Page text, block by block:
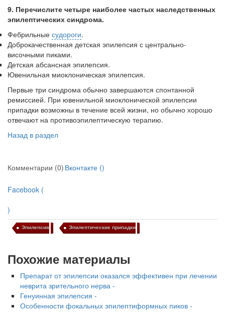
9. Перечислите четыре наиболее частых наследственных
эпилептических син­дрома.
Фебрильные судороги.
Доброкачественная детская эпилепсия с центрально-
височными пиками.
Детская абсансная эпилепсия.
Ювенильная миоклоническая эпилепсия.
Первые три синдрома обычно завершаются спонтанной
ремиссией. При ювенильной миоклонической эпилепсии
припадки возможны в течение всей жизни, но обычно хорошо
отвечают на противоэпилептическую терапию.
Назад в раздел
Комментарии (0) Вконтакте ()
Facebook (
)
Эпилепсия Эпилептические припадки
Похожие материалы
Препарат от эпилепсии оказался эффективен при лечении
неврита зрительного нерва -
Генуинная эпилепсия -
Особенности фокальных эпилептиформных пиков -